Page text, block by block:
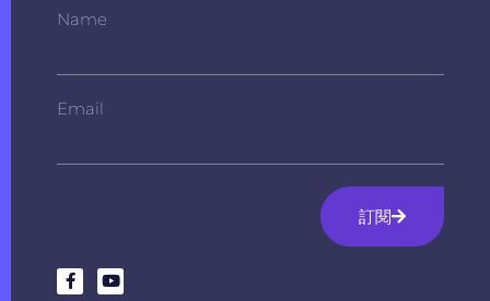
Name
Email
訂閱